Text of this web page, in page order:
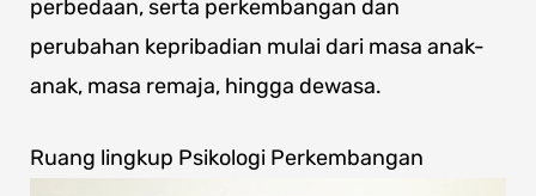
perbedaan, serta perkembangan dan
perubahan kepribadian mulai dari masa anak-
anak, masa remaja, hingga dewasa.
Ruang lingkup Psikologi Perkembangan